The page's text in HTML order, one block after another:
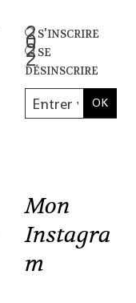
s'inscrire
se
désinscrire
Mon
Instagra
m